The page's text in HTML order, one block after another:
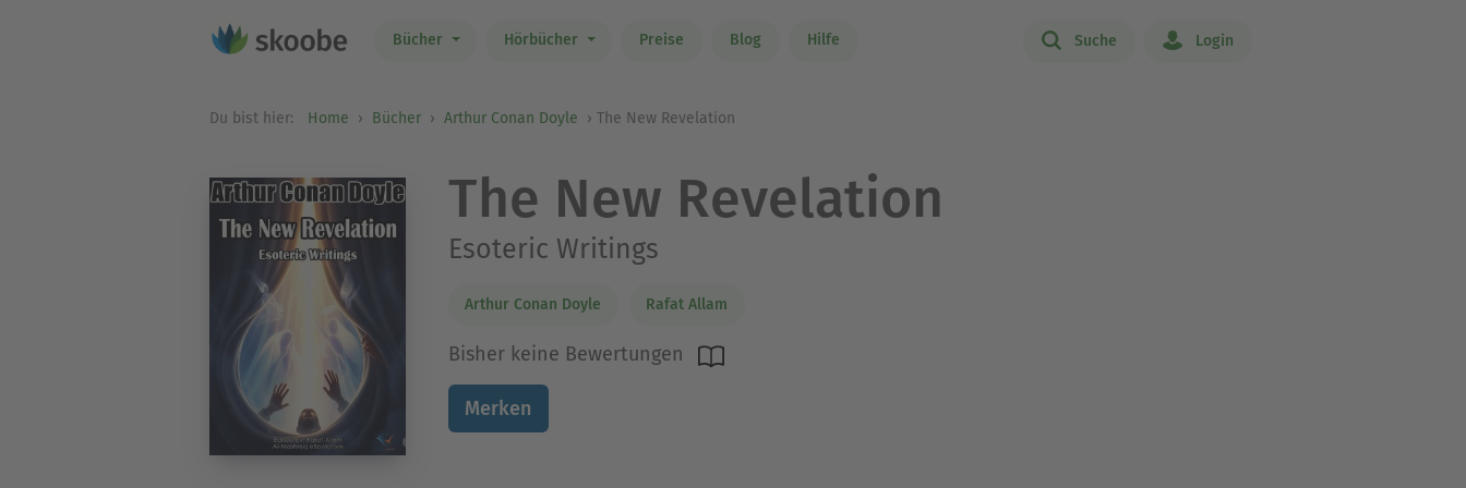
Bücher Hörbücher Preise Blog Hilfe Suche Login
Du bist hier: Home Bücher Arthur Conan Doyle The New Revelation
The New Revelation
Esoteric Writings
Arthur Conan Doyle Rafat Allam
Bisher keine Bewertungen
Merken